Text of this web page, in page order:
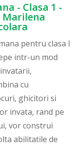
- Clasa 1 -
Marilena
pentru clasa I
intr-un mod
cu
ghicitori si
invata, rand pe
vor construi
abilitatile de